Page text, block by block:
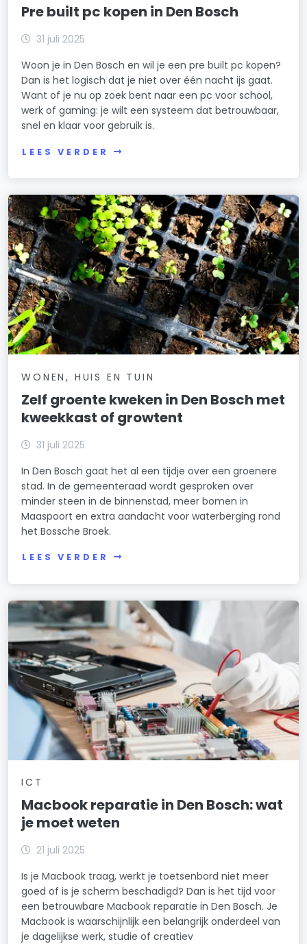
Pre built pc kopen in Den Bosch
31 juli 2025
Woon je in Den Bosch en wil je een pre built pc kopen?
Dan is het logisch dat je niet over één nacht ijs gaat.
Want of je nu op zoek bent naar een pc voor school,
werk of gaming: je wilt een systeem dat betrouwbaar,
snel en klaar voor gebruik is.
LEES VERDER
WONEN, HUIS EN TUIN
Zelf groente kweken in Den Bosch met
kweekkast of growtent
31 juli 2025
In Den Bosch gaat het al een tijdje over een groenere
stad. In de gemeenteraad wordt gesproken over
minder steen in de binnenstad, meer bomen in
Maaspoort en extra aandacht voor waterberging rond
het Bossche Broek.
LEES VERDER
ICT
Macbook reparatie in Den Bosch: wat
je moet weten
21 juli 2025
Is je Macbook traag, werkt je toetsenbord niet meer
goed of is je scherm beschadigd? Dan is het tijd voor
een betrouwbare Macbook reparatie in Den Bosch. Je
Macbook is waarschijnlijk een belangrijk onderdeel van
je dagelijkse werk, studie of creatiev